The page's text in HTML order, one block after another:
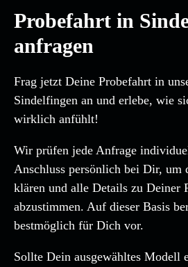
Probefahrt in
anfragen
Frag jetzt Deine Probefahrt in
Sindelfingen an und erlebe, wie
wirklich anfühlt!
Wir prüfen jede Anfrage
Anschluss persönlich bei Dir, um
klären und alle Details zu Deiner
abzustimmen. Auf dieser Basis
bestmöglich für Dich vor.
Sollte Dein ausgewähltes Modell